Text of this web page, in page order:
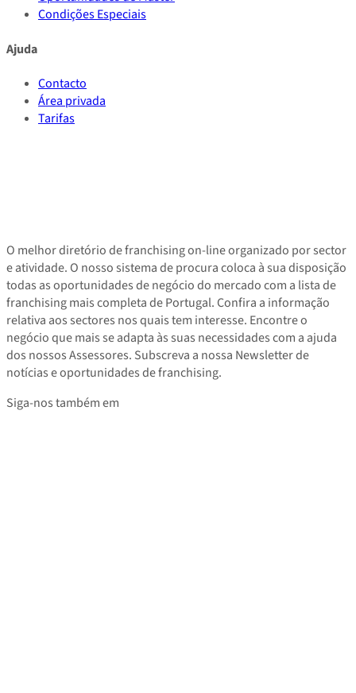
Condições Especiais
Ajuda
Contacto
Área privada
Tarifas
O melhor diretório de franchising on-line organizado por sector
e atividade. O nosso sistema de procura coloca à sua disposição
todas as oportunidades de negócio do mercado com a lista de
franchising mais completa de Portugal. Confira a informação
relativa aos sectores nos quais tem interesse. Encontre o
negócio que mais se adapta às suas necessidades com a ajuda
dos nossos Assessores. Subscreva a nossa Newsletter de
notícias e oportunidades de franchising.
Siga-nos também em